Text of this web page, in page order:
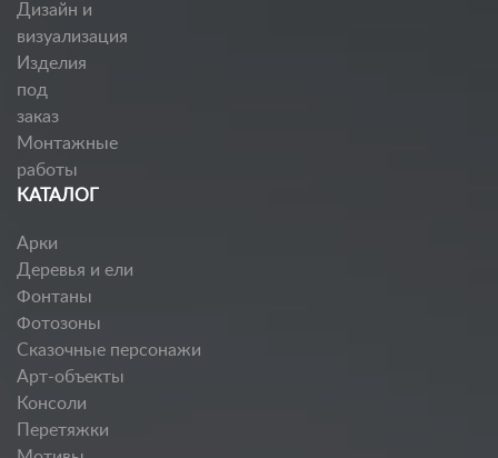
Дизайн и
визуализация
Изделия
под
заказ
Монтажные
работы
КАТАЛОГ
Арки
Деревья и ели
Фонтаны
Фотозоны
Сказочные персонажи
Арт-объекты
Консоли
Перетяжки